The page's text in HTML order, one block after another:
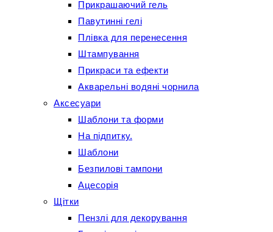
Прикрашаючий гель
Павутинні гелі
Плівка для перенесення
Штампування
Прикраси та ефекти
Акварельні водяні чорнила
Аксесуари
Шаблони та форми
На підпитку.
Шаблони
Безпилові тампони
Ацесорія
Щітки
Пензлі для декорування